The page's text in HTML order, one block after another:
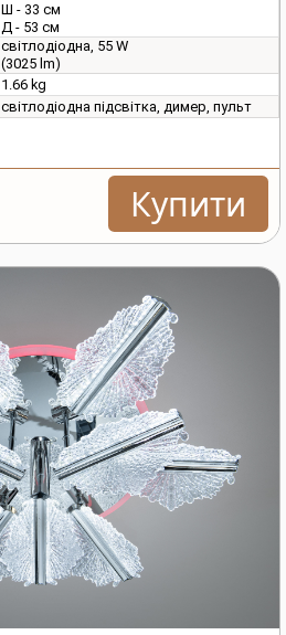
Ш - 33 см
Д - 53 см
світлодіодна, 55 W
(3025 lm)
1.66 kg
світлодіодна підсвітка, димер, пульт
Купити